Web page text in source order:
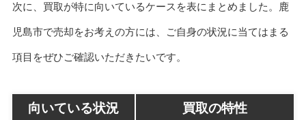
次に、買取が特に向いているケースを表にまとめました。鹿
児島市で売却をお考えの方には、ご自身の状況に当てはまる
項目をぜひご確認いただきたいです。
向いている状況 買取の特性